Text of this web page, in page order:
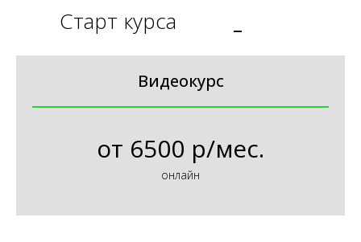
Старт курса
Видеокурс
от 6500 р/мес.
онлайн